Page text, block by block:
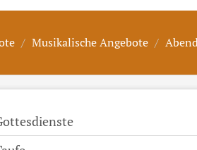
Musikalische Angebote